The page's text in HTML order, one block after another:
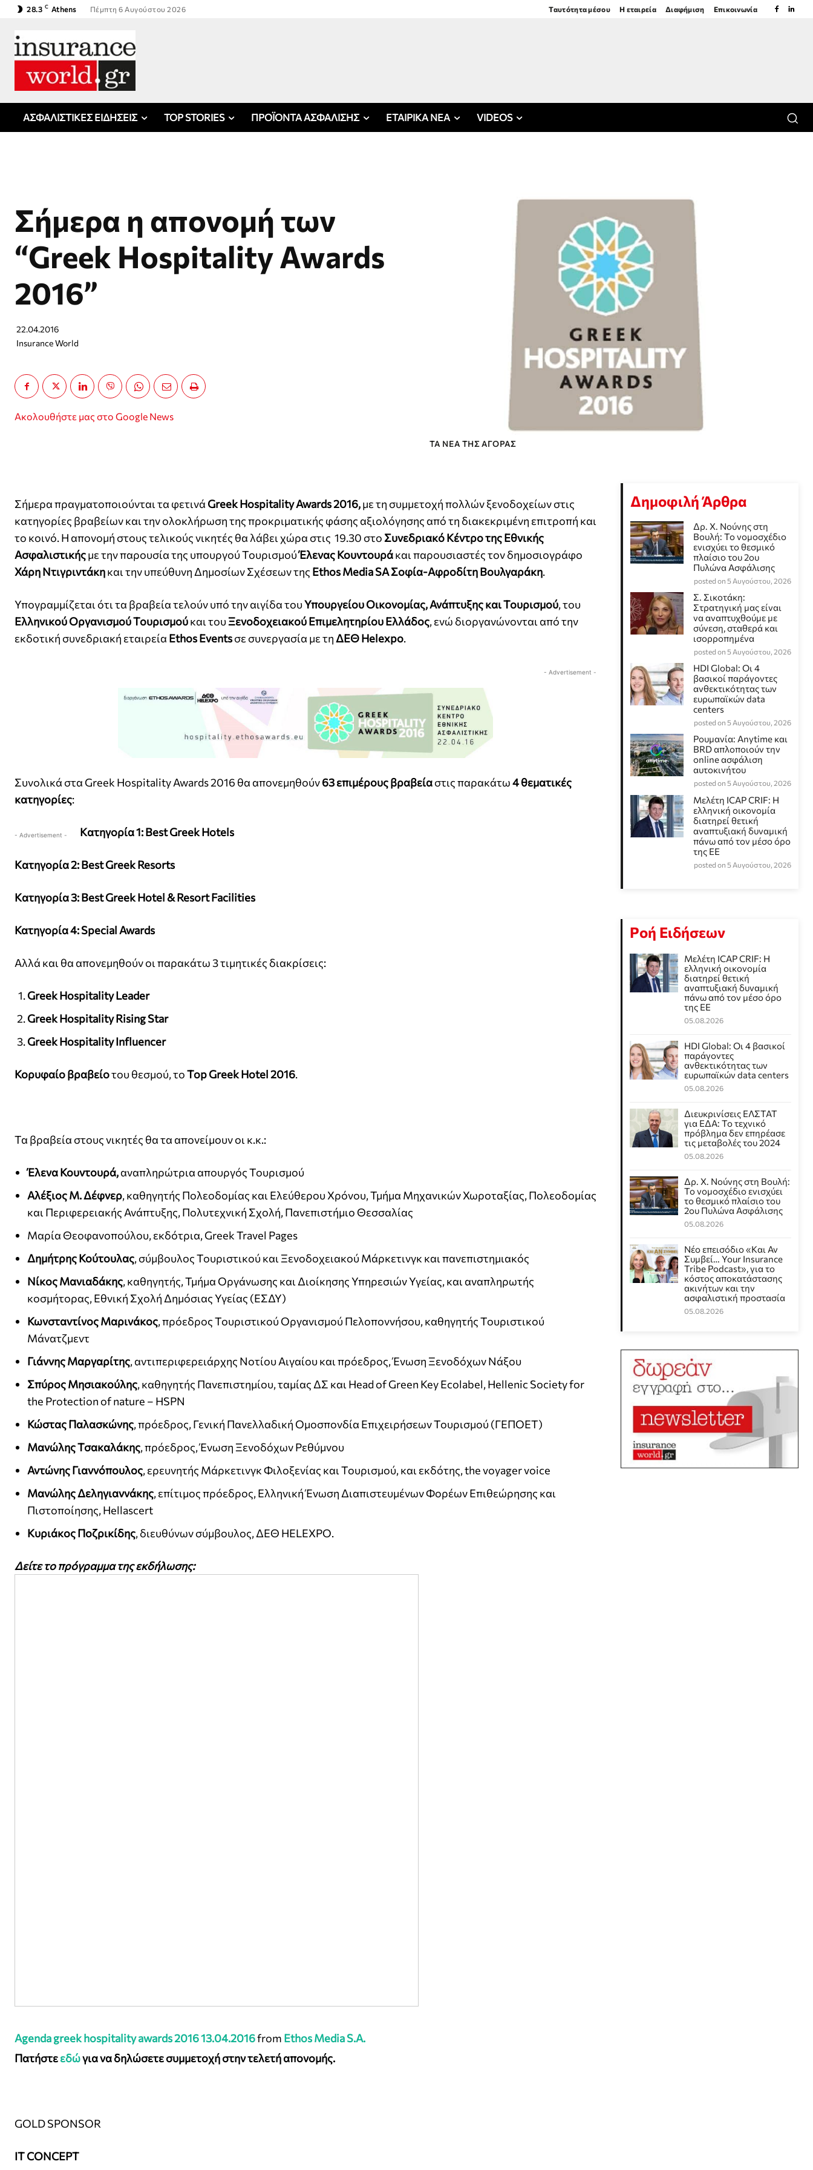
28.3 C Athens Πέμπτη 6 Αυγούστου 2026 Ταυτότητα μέσου Η εταιρεία Διαφήμιση Επικοινωνία
ΑΣΦΑΛΙΣΤΙΚΕΣ ΕΙΔΗΣΕΙΣ TOP STORIES ΠΡΟΪΟΝΤΑ ΑΣΦΑΛΙΣΗΣ ΕΤΑΙΡΙΚΑ ΝΕΑ VIDEOS
Σήμερα η απονομή των
“Greek Hospitality Awards
2016”
22.04.2016
Insurance World
Ακολουθήστε μας στο Google News
ΤΑ ΝΈΑ ΤΗΣ ΑΓΟΡΆΣ
Σήμερα πραγματοποιούνται τα φετινά GreekHospitalityAwards2016,με τη συμμετοχή πολλών ξενοδοχείων στις
κατηγορίες βραβείων και την ολοκλήρωση της προκριματικής φάσης αξιολόγησης από τη διακεκριμένη επιτροπή και
το κοινό. Η απονομή στους τελικούς νικητές θα λάβει χώρα στις 19.30 στοΣυνεδριακό Κέντρο της Εθνικής
Ασφαλιστικήςμε την παρουσία της υπουργού ΤουρισμούΈλενας Κουντουράκαι παρουσιαστές τον δημοσιογράφο
Χάρη Ντιγριντάκηκαι την υπεύθυνη Δημοσίων Σχέσεων της Ethos Media SAΣοφία-Αφροδίτη Βουλγαράκη.
Υπογραμμίζεται ότι τα βραβεία τελούν υπό την αιγίδα τουΥπουργείου Οικονομίας, Ανάπτυξης και Τουρισμού, του
Ελληνικού Οργανισμού Τουρισμούκαι τουΞενοδοχειακού Επιμελητηρίου Ελλάδος, ενώ διοργανώνονται από την
εκδοτική συνεδριακή εταιρεία Ethos Eventsσε συνεργασία με τη ΔΕΘ Helexpo.
- Advertisement -
Συνολικά στα Greek Hospitality Awards 2016 θα απονεμηθούν63 επιμέρους βραβείαστις παρακάτω4 θεματικές
κατηγορίες:
- Advertisement - Kατηγορία1:Best Greek Hotels
Kατηγορία 2: Best Greek Resorts
Kατηγορία 3:Best Greek Hotel & Resort Facilities
Κατηγορία 4:Special Awards
Αλλά και θα απονεμηθούν οι παρακάτω 3 τιμητικές διακρίσεις:
GreekHospitalityLeader
Greek Hospitality Rising Star
Greek Hospitality Influencer
Κορυφαίο βραβείοτου θεσμού, τοTopGreekHotel2016.
Τα βραβεία στους νικητές θα τα απονείμουν οι κ.κ.:
Έλενα Κουντουρά,αναπληρώτρια απουργός Τουρισμού
Αλέξιος Μ. Δέφνερ, καθηγητής Πολεοδομίας και Ελεύθερου Χρόνου, Τμήμα Μηχανικών Χωροταξίας, Πολεοδομίας
και Περιφερειακής Ανάπτυξης, Πολυτεχνική Σχολή, Πανεπιστήμιο Θεσσαλίας
Μαρία Θεοφανοπούλου, εκδότρια, Greek Travel Pages
Δημήτρης Κούτουλας, σύμβουλος Τουριστικού και Ξενοδοχειακού Μάρκετινγκ και πανεπιστημιακός
Νίκος Μανιαδάκης, καθηγητής, Τμήμα Οργάνωσης και Διοίκησης Υπηρεσιών Υγείας, και αναπληρωτής
κοσμήτορας, Εθνική Σχολή Δημόσιας Υγείας (ΕΣΔΥ)
Κωνσταντίνος Μαρινάκος, πρόεδρος Τουριστικού Οργανισμού Πελοποννήσου, καθηγητής Τουριστικού
Μάνατζμεντ
Γιάννης Μαργαρίτης, αντιπεριφερειάρχης Νοτίου Αιγαίου και πρόεδρος, Ένωση Ξενοδόχων Νάξου
Σπύρος Μησιακούλης, καθηγητής Πανεπιστημίου, ταμίας ΔΣ και Head of Green Key Ecolabel, Hellenic Society for
the Protection of nature – HSPN
Κώστας Παλασκώνης, πρόεδρος, Γενική Πανελλαδική Ομοσπονδία Επιχειρήσεων Τουρισμού (ΓΕΠΟΕΤ)
Μανώλης Τσακαλάκης, πρόεδρος, Ένωση Ξενοδόχων Ρεθύμνου
Αντώνης Γιαννόπουλος, ερευνητής Μάρκετινγκ Φιλοξενίας και Τουρισμού, και εκδότης, the voyager voice
Μανώλης Δεληγιαννάκης, επίτιμος πρόεδρος, Ελληνική Ένωση Διαπιστευμένων Φορέων Επιθεώρησης και
Πιστοποίησης, Hellascert
Κυριάκος Ποζρικίδης, διευθύνων σύμβουλος, ΔΕΘ HELEXPO.
Δείτε το πρόγραμμα της εκδήλωσης:
Agenda greek hospitality awards 2016 13.04.2016from Ethos Media S.A.
Πατήστεεδώγια να δηλώσετε συμμετοχή στην τελετή απονομής.
GOLD SPONSOR
IT CONCEPT
Δημοφιλή Άρθρα
Δρ. Χ. Νούνης στη
Βουλή: Το νομοσχέδιο
ενισχύει το θεσμικό
πλαίσιο του 2ου
Πυλώνα Ασφάλισης
posted on 5 Αυγούστου, 2026
Σ. Σικοτάκη:
Στρατηγική μας είναι
να αναπτυχθούμε με
σύνεση, σταθερά και
ισορροπημένα
posted on 5 Αυγούστου, 2026
HDI Global: Οι 4
βασικοί παράγοντες
ανθεκτικότητας των
ευρωπαϊκών data
centers
posted on 5 Αυγούστου, 2026
Ρουμανία: Anytime και
BRD απλοποιούν την
online ασφάλιση
αυτοκινήτου
posted on 5 Αυγούστου, 2026
Μελέτη ICAP CRIF: Η
ελληνική οικονομία
διατηρεί θετική
αναπτυξιακή δυναμική
πάνω από τον μέσο όρο
της ΕΕ
posted on 5 Αυγούστου, 2026
Ροή Ειδήσεων
Μελέτη ICAP CRIF: Η
ελληνική οικονομία
διατηρεί θετική
αναπτυξιακή δυναμική
πάνω από τον μέσο όρο
της ΕΕ
05.08.2026
HDI Global: Οι 4 βασικοί
παράγοντες
ανθεκτικότητας των
ευρωπαϊκών data centers
05.08.2026
Διευκρινίσεις ΕΛΣΤΑΤ
για ΕΔΑ: Το τεχνικό
πρόβλημα δεν επηρέασε
τις μεταβολές του 2024
05.08.2026
Δρ. Χ. Νούνης στη Βουλή:
Το νομοσχέδιο ενισχύει
το θεσμικό πλαίσιο του
2ου Πυλώνα Ασφάλισης
05.08.2026
Νέο επεισόδιο «Και Αν
Συμβεί… Your Insurance
Tribe Podcast», για το
κόστος αποκατάστασης
ακινήτων και την
ασφαλιστική προστασία
05.08.2026